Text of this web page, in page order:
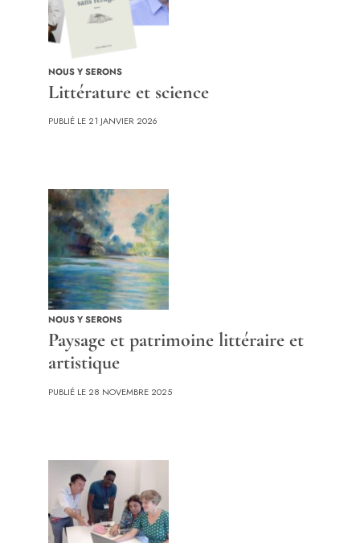
NOUS Y SERONS
Littérature et science
PUBLIÉ LE 21 JANVIER 2026
NOUS Y SERONS
Paysage et patrimoine littéraire et
artistique
PUBLIÉ LE 28 NOVEMBRE 2025